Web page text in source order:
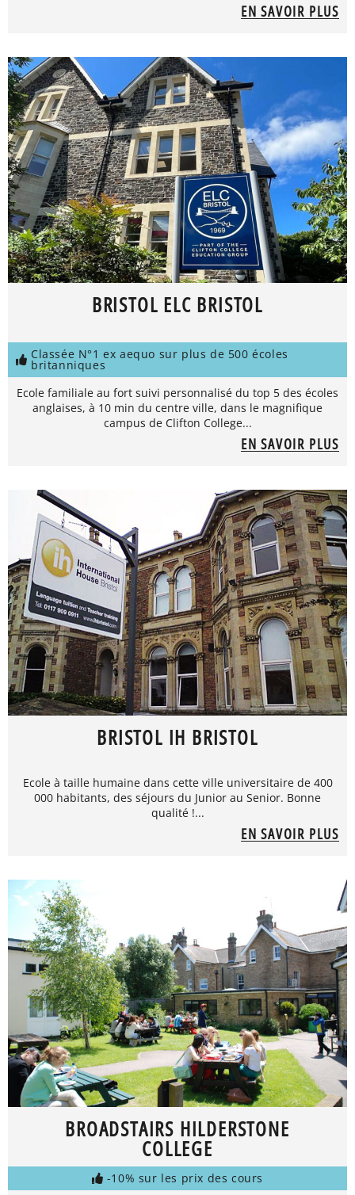
EN SAVOIR PLUS
BRISTOL ELC BRISTOL
Classée N°1 ex aequo sur plus de 500 écoles
britanniques
Ecole familiale au fort suivi personnalisé du top 5 des écoles
anglaises, à 10 min du centre ville, dans le magnifique
campus de Clifton College...
EN SAVOIR PLUS
BRISTOL IH BRISTOL
Ecole à taille humaine dans cette ville universitaire de 400
000 habitants, des séjours du Junior au Senior. Bonne
qualité !...
EN SAVOIR PLUS
BROADSTAIRS HILDERSTONE
COLLEGE
-10% sur les prix des cours